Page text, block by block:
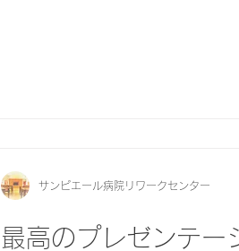
最高のプレゼンテー
サンピエール病院リワークセンター